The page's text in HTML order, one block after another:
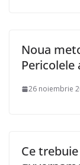
Noua
26 noiembrie
Ce